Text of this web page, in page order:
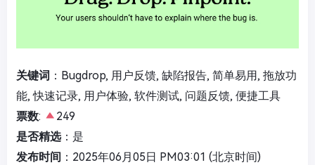
关键词 ：Bugdrop, 用户反馈, 缺陷报告, 简单易用, 拖放功
能, 快速记录, 用户体验, 软件测试, 问题反馈, 便捷工具
票数:
249
是否精选：是
发布时间 ：2025年06月05日 PM03:01 (北京时间)